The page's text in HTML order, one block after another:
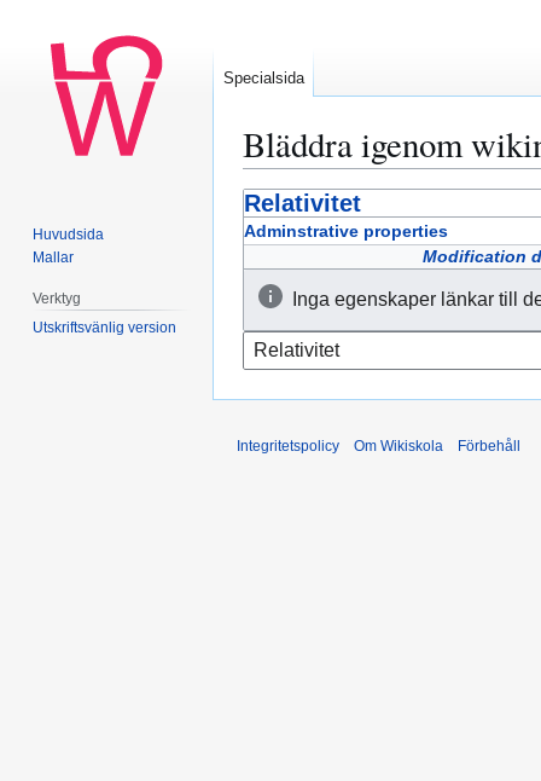
Bläddra igenom
Hoppa
till
Hoppa
till
Relativitet
Adminstrative properties
Modification
Inga egenskaper länkar till
Specialsida
Huvudsida
Mallar
Verktyg
Utskriftsvänlig version
Integritetspolicy Om Wikiskola Förbehåll